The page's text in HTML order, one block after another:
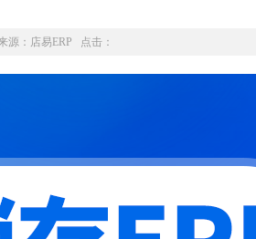
源： 店易ERP 点击：